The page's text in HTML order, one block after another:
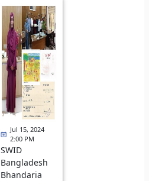
Jul 15, 2024
2:00 PM
SWID
Bangladesh
Bhandaria